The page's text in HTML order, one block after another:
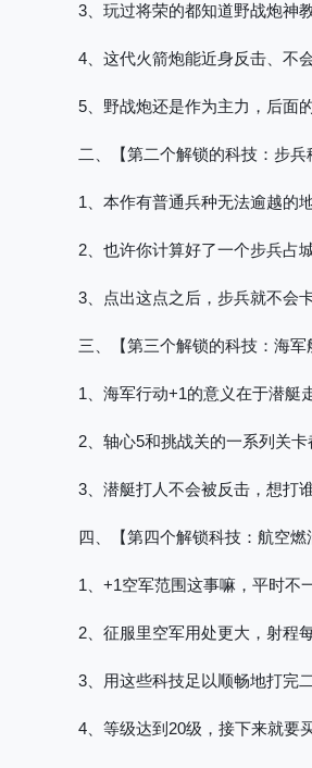
3、玩过将荣的都知道野战炮神
4、这代火箭炮能近身反击、不
5、野战炮还是作为主力，后面
二、【第二个解锁的科技 ：步
1、本作有普通兵种无法逾越的
2、也许你计算好了一个步兵占
3、点出这点之后，步兵就不会
三、【第三个解锁的科技 ：海
1、海军行动+1的意义在于潜艇
2、轴心5和挑战关的一系列关
3、潜艇打人不会被反击，想打
四、【第四个解锁科技 ：航空燃
1、+1空军范围这事嘛，平时不
2、征服里空军用处更大，射程
3、用这些科技足以顺畅地打完
4、等级达到20级，接下来就要